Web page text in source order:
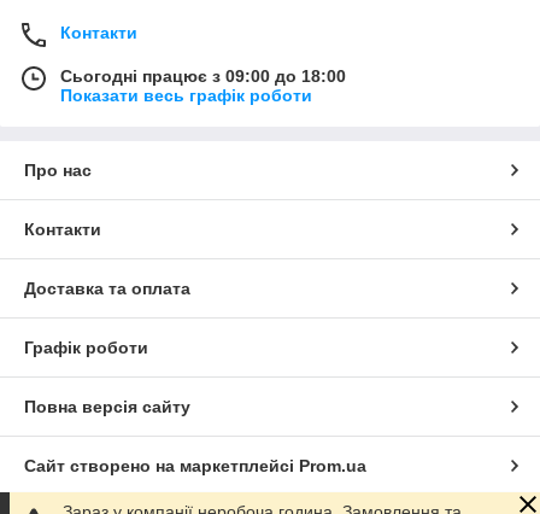
Контакти
Сьогодні працює з 09:00 до 18:00
Показати весь графік роботи
Про нас
Контакти
Доставка та оплата
Графік роботи
Повна версія сайту
Сайт створено на маркетплейсі Prom.ua